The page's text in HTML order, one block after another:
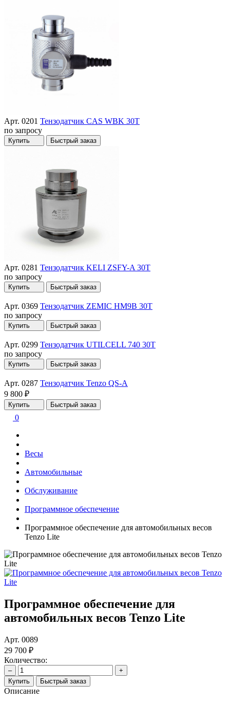
Арт. 0201 Тензодатчик CAS WBK 30T
по запросу
Купить Быстрый заказ
Арт. 0281 Тензодатчик KELI ZSFY-A 30T
по запросу
Купить Быстрый заказ
Арт. 0369 Тензодатчик ZEMIC HM9B 30T
по запросу
Купить Быстрый заказ
Арт. 0299 Тензодатчик UTILCELL 740 30T
по запросу
Купить Быстрый заказ
Арт. 0287 Тензодатчик Tenzo QS-A
9 800 ₽
Купить Быстрый заказ
0
Весы
Автомобильные
Обслуживание
Программное обеспечение
Программное обеспечение для автомобильных весов
Tenzo Lite
Программное обеспечение для
автомобильных весов Tenzo Lite
Арт. 0089
29 700 ₽
Количество:
–
+
Купить
Быстрый заказ
Описание